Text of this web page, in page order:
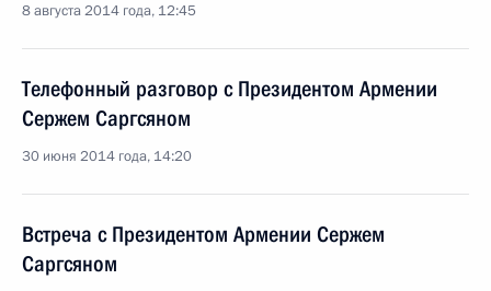
8 августа 2014 года, 12:45
Телефонный разговор с Президентом Армении
Сержем Саргсяном
30 июня 2014 года, 14:20
Встреча с Президентом Армении Сержем
Саргсяном